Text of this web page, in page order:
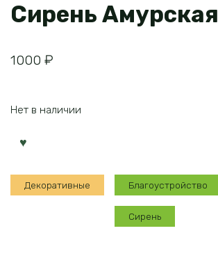
Сирень Амурская
1000 ₽
Нет в наличии
Декоративные Благоустройство
Сирень